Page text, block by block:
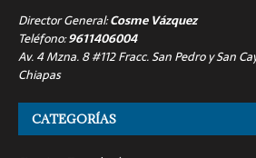
Director General:Cosme Vázquez
Teléfono:9611406004
Av. 4 Mzna. 8 #112 Fracc. San Pedro y San
Chiapas
CATEGORÍAS